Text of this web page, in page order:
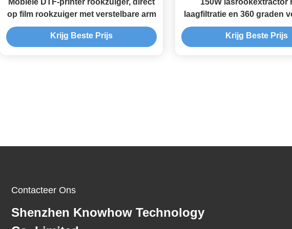
Mobiele DTF-printer rookzuiger, direct
op film rookzuiger met verstelbare arm
Krijg Beste Prijs
150W lasrookextractor
laagfiltratie en 360 graden
Krijg Beste Prijs
Contacteer Ons
Shenzhen Knowhow Technology